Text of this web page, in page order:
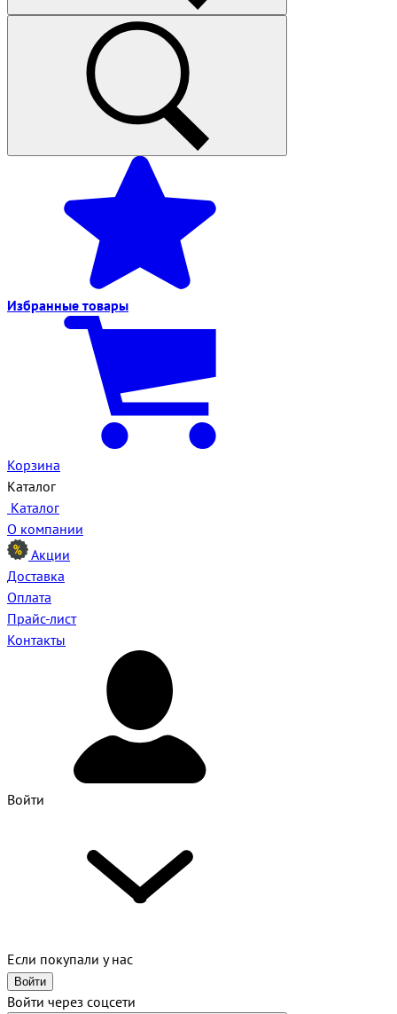
Избранные товары
Корзина
Каталог
Каталог
О компании
Акции
Доставка
Оплата
Прайс-лист
Контакты
Войти
Если покупали у нас
Войти
Войти через соцсети